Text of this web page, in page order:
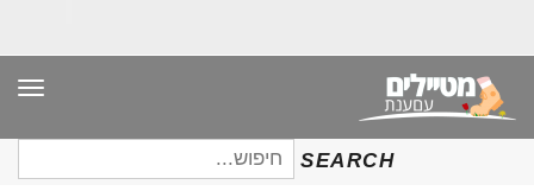
SEARCH
חיפוש
עבור: